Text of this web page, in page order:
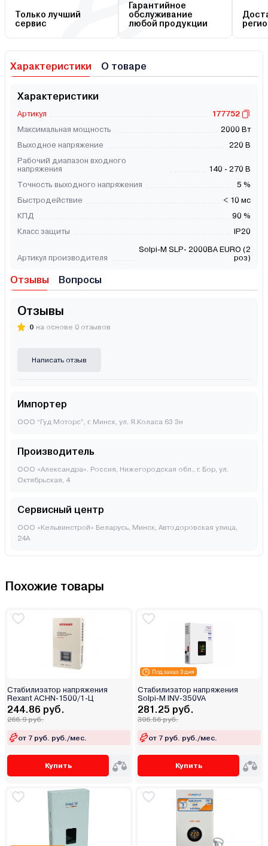
Только лучший
сервис
Гарантийное
обслуживание
любой продукции
Характеристики О товаре
Характеристики
Артикул
177752
Максимальная мощность
2000 Вт
Выходное напряжение
220 В
Рабочий диапазон входного
напряжения
140 - 270 В
Точность выходного напряжения
5 %
Быстродействие
< 10 мс
КПД
90 %
Класс защиты
IP20
Артикул производителя
Solpi-M SLP- 2000ВА EURO (2
роз)
Отзывы Вопросы
Отзывы
0 на основе 0 отзывов
Написать отзыв
Импортер
ООО “Гуд Моторс”, г. Минск, ул. Я.Коласа 63 3н
Производитель
ООО «Александра». Россия, Нижегородская обл., г. Бор, ул.
Октябрьская, 4
Сервисный центр
ООО «Кельвинстрой» Беларусь, Минск, Автодоровская улица,
24А
Похожие товары
Стабилизатор напряжения
Rexant АСНN-1500/1-Ц
244.86 руб.
266.9 руб.
от 7 руб. руб./мес.
Купить
Под заказ 3 дня
Стабилизатор напряжения
Solpi-M INV-350VA
281.25 руб.
306.56 руб.
от 7 руб. руб./мес.
Купить